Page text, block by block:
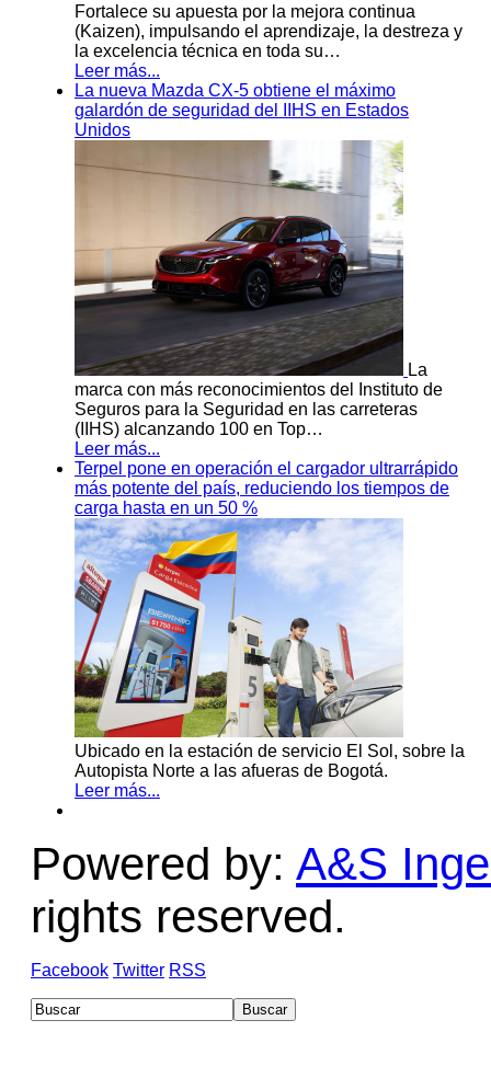
Fortalece su apuesta por la mejora continua
(Kaizen), impulsando el aprendizaje, la destreza y
la excelencia técnica en toda su…
Leer más...
La nueva Mazda CX-5 obtiene el máximo
galardón de seguridad del IIHS en Estados
Unidos
La
marca con más reconocimientos del Instituto de
Seguros para la Seguridad en las carreteras
(IIHS) alcanzando 100 en Top…
Leer más...
Terpel pone en operación el cargador ultrarrápido
más potente del país, reduciendo los tiempos de
carga hasta en un 50 %
Ubicado en la estación de servicio El Sol, sobre la
Autopista Norte a las afueras de Bogotá.
Leer más...
Powered by: A&S
rights reserved.
Facebook Twitter RSS